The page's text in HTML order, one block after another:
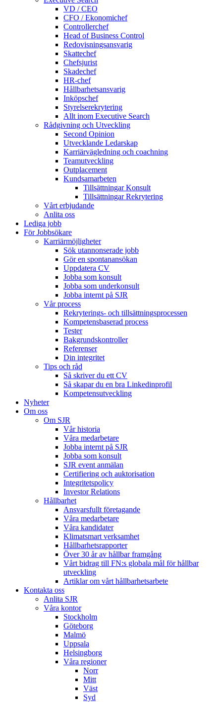
VD / CEO
CFO / Ekonomichef
Controllerchef
Head of Business Control
Redovisningsansvarig
Skattechef
Chefsjurist
Skadechef
HR-chef
Hållbarhetsansvarig
Inköpschef
Styrelserekrytering
Allt inom Executive Search
Rådgivning och Utveckling
Second Opinion
Utvecklande Ledarskap
Karriärvägledning och coachning
Teamutveckling
Outplacement
Kundsamarbeten
Tillsättningar Konsult
Tillsättningar Rekrytering
Vårt erbjudande
Anlita oss
Lediga jobb
För Jobbsökare
Karriärmöjligheter
Sök utannonserade jobb
Gör en spontanansökan
Uppdatera CV
Jobba som konsult
Jobba som underkonsult
Jobba internt på SJR
Vår process
Rekryterings- och tillsättningsprocessen
Kompetensbaserad process
Tester
Bakgrundskontroller
Referenser
Din integritet
Tips och råd
Så skriver du ett CV
Så skapar du en bra Linkedinprofil
Kompetensutveckling
Nyheter
Om oss
Om SJR
Vår historia
Våra medarbetare
Jobba internt på SJR
Jobba som konsult
SJR event anmälan
Certifiering och auktorisation
Integritetspolicy
Investor Relations
Hållbarhet
Ansvarsfullt företagande
Våra medarbetare
Våra kandidater
Klimatsmart verksamhet
Hållbarhetsrapporter
Över 30 år av hållbar framgång
Vårt bidrag till FN:s globala mål för hållbar
utveckling
Artiklar om vårt hållbarhetsarbete
Kontakta oss
Anlita SJR
Våra kontor
Stockholm
Göteborg
Malmö
Uppsala
Helsingborg
Våra regioner
Norr
Mitt
Väst
Syd